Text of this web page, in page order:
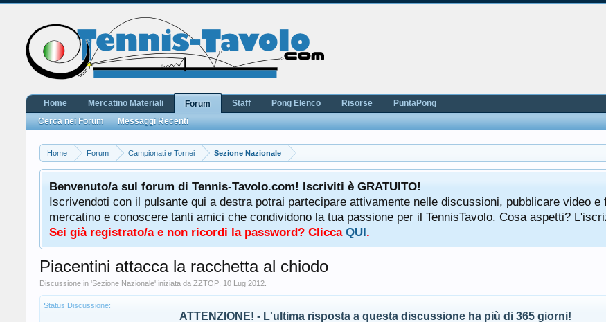
Home Forum Campionati e Tornei Sezione Nazionale
Benvenuto/a sul forum di Tennis-Tavolo.com! Iscriviti è GRATUITO!
Iscrivendoti con il pulsante qui a destra potrai partecipare attivamente nelle discussioni, pubblicare video e
mercatino e conoscere tanti amici che condividono la tua passione per il TennisTavolo. Cosa aspetti?
Sei già registrato/a e non ricordi la password? Clicca QUI.
Piacentini attacca la racchetta al chiodo
Discussione in 'Sezione Nazionale' iniziata da ZZTOP 10 Lug 2012
Status Discussione:
ATTENZIONE! - L'ultima risposta a questa discussione ha più di 365 giorni!
Home Mercatino Materiali
Forum
Cerca nei Forum
Messaggi Recenti
Staff Pong Elenco Risorse PuntaPong